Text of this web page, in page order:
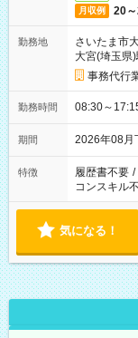
月収例 20
勤務地
さいたま市
大宮(埼玉県
事務代行
勤務時間 08:30～
期間 2026年08
特徴 履歴書不要 /
コンスキル
気になる！